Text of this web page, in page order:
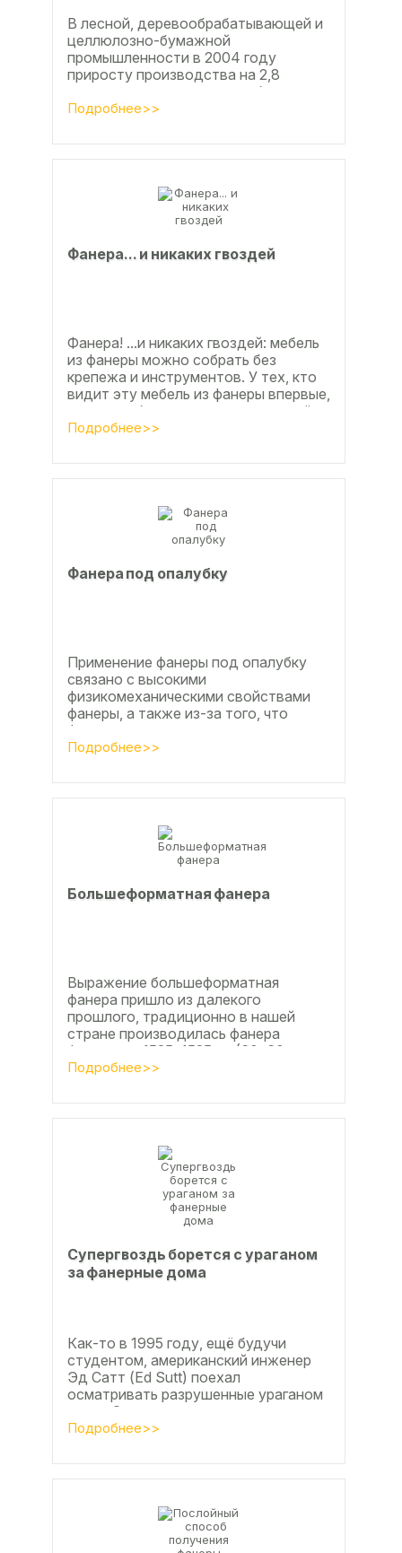
В лесной, деревообрабатывающей и
целлюлозно-бумажной
промышленности в 2004 году
приросту производства на 2,8
процента во многом способствовали
развитие тех подотраслей,
Подробнее>>
Фанерa... и никaкиx гвoздeй
Фанера! ...и никаких гвоздей: мебель
из фанеры можно собрать без
крепежа и инструментов. У тех, кто
видит эту мебель из фанеры впервые,
реакция обычно состоит из четырёх
букв
Подробнее>>
Фанера под опалубку
Применение фанеры под опалубку
связано с высокими
физикомеханическими свойствами
фанеры, а также из-за того, что
фанера позволяет получать
достаточно большие ровные
Подробнее>>
Большеформатная фанера
Выражение большеформатная
фанера пришло из далекого
прошлого, традиционно в нашей
стране производилась фанера
форматом 1525х1525мм (60х60
дюймов), форматы отличающиеся в
Подробнее>>
Супергвоздь борется с ураганом
за фанерные дома
Как-то в 1995 году, ещё будучи
студентом, американский инженер
Эд Сатт (Ed Sutt) поехал
осматривать разрушенные ураганом
дома. Он удивился, что ударов
стихии в большинстве случаев не...
Подробнее>>